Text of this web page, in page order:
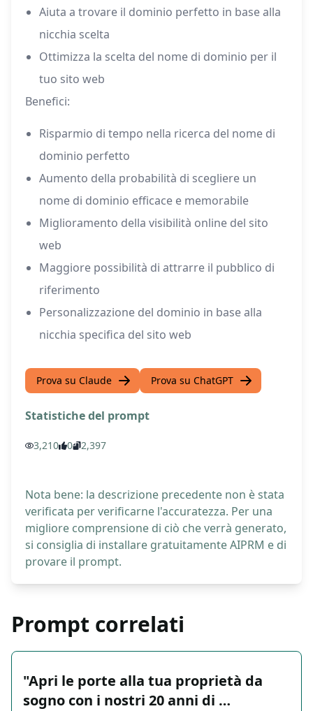
Aiuta a trovare il dominio perfetto in base alla
nicchia scelta
Ottimizza la scelta del nome di dominio per il
tuo sito web
Benefici:
Risparmio di tempo nella ricerca del nome di
dominio perfetto
Aumento della probabilità di scegliere un
nome di dominio efficace e memorabile
Miglioramento della visibilità online del sito
web
Maggiore possibilità di attrarre il pubblico di
riferimento
Personalizzazione del dominio in base alla
nicchia specifica del sito web
Prova su Claude Prova su ChatGPT
Statistiche del prompt
3,210 0 2,397
Nota bene: la descrizione precedente non è stata
verificata per verificarne l'accuratezza. Per una
migliore comprensione di ciò che verrà generato,
si consiglia di installare gratuitamente AIPRM e di
provare il prompt.
Prompt correlati
"Apri le porte alla tua proprietà da
sogno con i nostri 20 anni di …